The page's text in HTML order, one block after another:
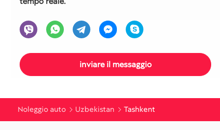
Noleggio auto Uzbekistan Tashkent